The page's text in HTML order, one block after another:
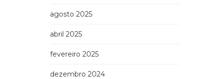
agosto 2025
abril 2025
fevereiro 2025
dezembro 2024